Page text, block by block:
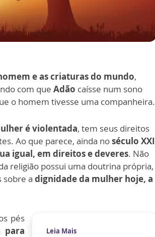
e as criaturas do mundo,
com que Adão caísse num sono
o homem tivesse uma companheira.
é violentada, tem seus direitos
Ao que parece, ainda noséculo XXI
igual, em direitos e deveres. Não
religião possui uma doutrina própria,
sobre a dignidade da mulher hoje, a
Leia Mais
pés
para